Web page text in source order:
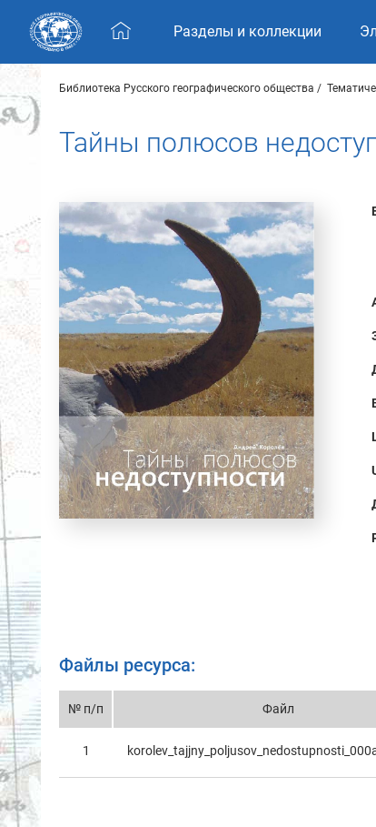
Skip navigation
Разделы и коллекции
Библиотека Русского географического общества
Тайны полюсов
Файлы ресурса:
№ п/п Файл
1